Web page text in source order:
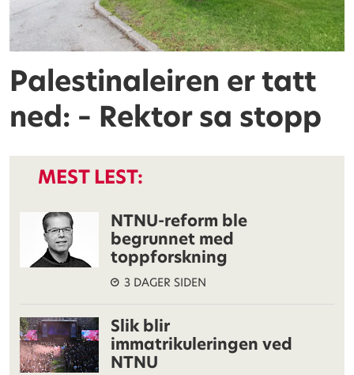
Palestinaleiren er tatt
ned: – Rektor sa stopp
MEST LEST:
NTNU-reform ble
begrunnet med
toppforskning
3 DAGER SIDEN
Slik blir
immatrikuleringen ved
NTNU